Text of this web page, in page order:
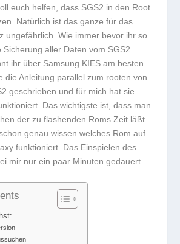
euch helfen, dass SGS2 in den Root
Natürlich ist das ganze für das
ungefährlich. Wie immer bevor ihr so
Sicherung aller Daten vom SGS2
ihr über Samsung KIES am besten
die Anleitung parallel zum rooten von
geschrieben und für mich hat sie
Das wichtigste ist, dass man
der zu flashenden Roms Zeit läßt.
genau wissen welches Rom auf
funktioniert. Das Einspielen des
mir nur ein paar Minuten gedauert.